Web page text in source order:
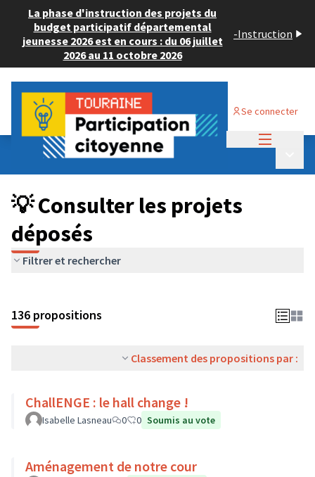
La phase d'instruction des projets du
budget participatif départemental
jeunesse 2026 est en cours : du 06 juillet
2026 au 11 octobre 2026
-Instruction
Se connecter
Budget Participatif JEUNESSE 2024
💡 Consulter les projets déposés
💡 Consulter les projets
déposés
Filtrer et rechercher
136 propositions
Classement des propositions par :
ChallENGE : le hall change !
Isabelle Lasneau 0 0 Soumis au vote
Aménagement de notre cour